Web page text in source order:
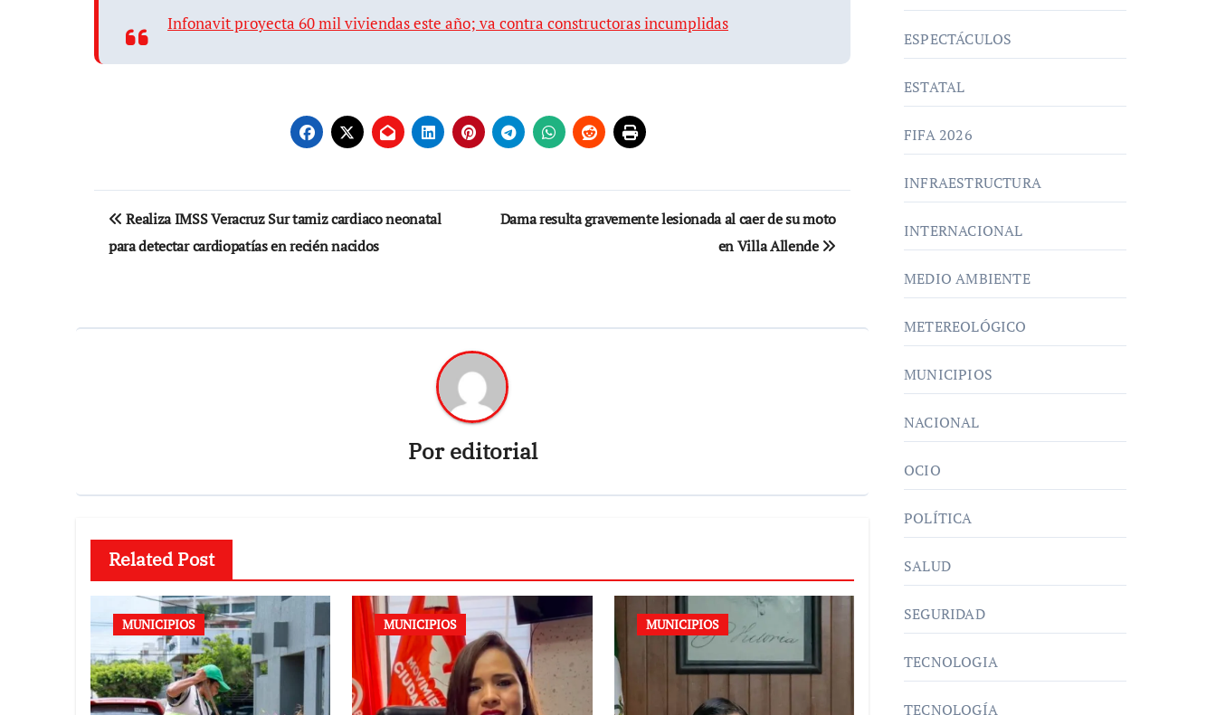
Infonavit proyecta 60 mil viviendas este año; va contra constructoras incumplidas
Navegación
de
Realiza IMSS Veracruz Sur tamiz cardiaco neonatal
para detectar cardiopatías en recién nacidos
Dama resulta gravemente lesionada al caer de su moto
en Villa Allende
Poreditorial
Related Post
MUNICIPIOS MUNICIPIOS MUNICIPIOS
ESPECTÁCULOS
ESTATAL
FIFA 2026
INFRAESTRUCTURA
INTERNACIONAL
MEDIO AMBIENTE
METEREOLÓGICO
MUNICIPIOS
NACIONAL
OCIO
POLÍTICA
SALUD
SEGURIDAD
TECNOLOGIA
TECNOLOGÍA